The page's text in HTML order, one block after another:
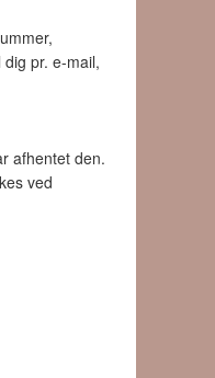
pr. e-mail,
afhentet den.
ved